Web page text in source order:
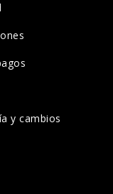
y cambios